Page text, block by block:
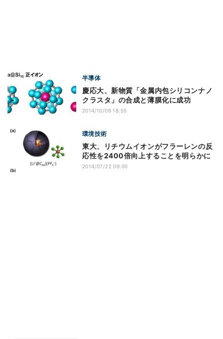
半導体
慶応大、新物質「金属内包シリコンナノ
クラスタ」の合成と薄膜化に成功
2014/10/09 18:55
環境技術
東大、リチウムイオンがフラーレンの反
応性を2400倍向上することを明らかに
2014/07/22 09:00